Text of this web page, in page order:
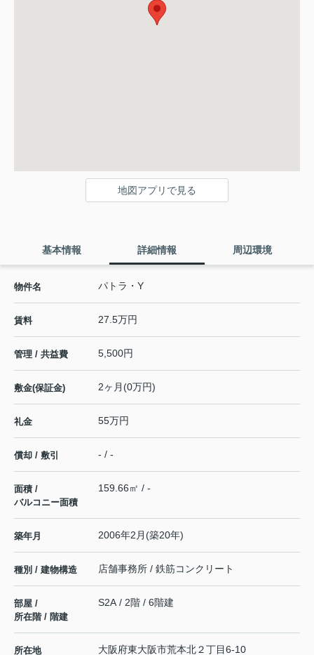
地図アプリで見る
基本情報 詳細情報 周辺環境
物件名 パトラ・Y
賃料 27.5万円
管理 / 共益費 5,500円
敷金(保証金) 2ヶ月(0万円)
礼金 55万円
償却 / 敷引 - / -
面積 /
バルコニー面積
159.66㎡ / -
築年月 2006年2月(築20年)
種別 / 建物構造 店舗事務所 / 鉄筋コンクリート
部屋 /
所在階 / 階建
S2A / 2階 / 6階建
所在地 大阪府東大阪市荒本北２丁目6-10